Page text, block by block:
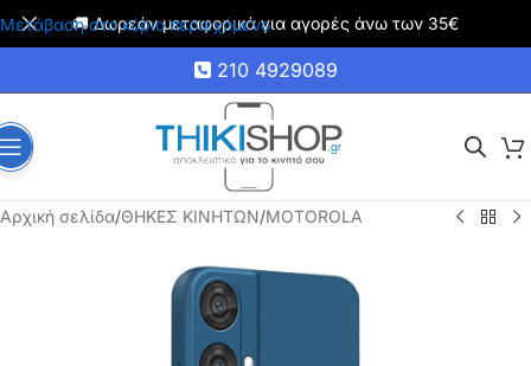
Μετάβαση στο κύριο περιεχόμενο
🚚 Δωρεάν μεταφορικά για αγορές άνω των 35€
210 4929089
Αρχική σελίδα/ΘΗΚΕΣ ΚΙΝΗΤΩΝ/MOTOROLA